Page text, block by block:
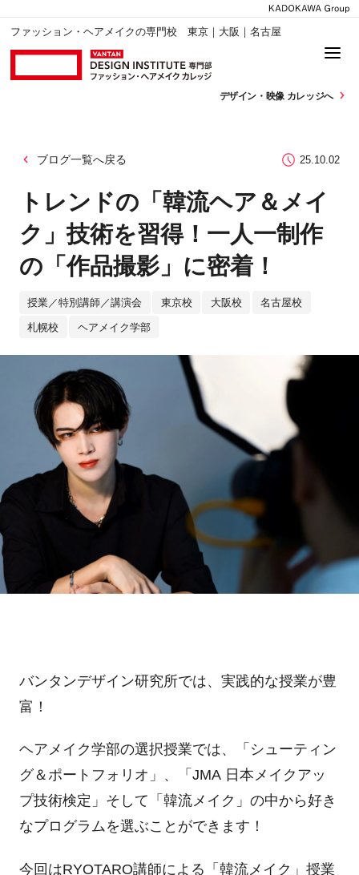
ファッション・ヘアメイクの専門校 東京｜大阪｜名古屋
デザイン・ 映像 カレッジへ
ブログ一覧へ戻る 25.10.02
トレンドの「韓流ヘア＆メイ
ク」技術を習得！一人一制作
の「作品撮影」に密着！
授業／特別講師／講演会 東京校 大阪校 名古屋校
札幌校 ヘアメイク学部
バンタンデザイン研究所では、実践的な授業が豊
富！
ヘアメイク学部の選択授業では、「シューティン
グ＆ポートフォリオ」、「 JMA 日本メイクアッ
プ技術検定」そして「韓流メイク」の中から好き
なプログラムを選ぶことができます！
今回はRYOTARO講師による「韓流メイク」授業